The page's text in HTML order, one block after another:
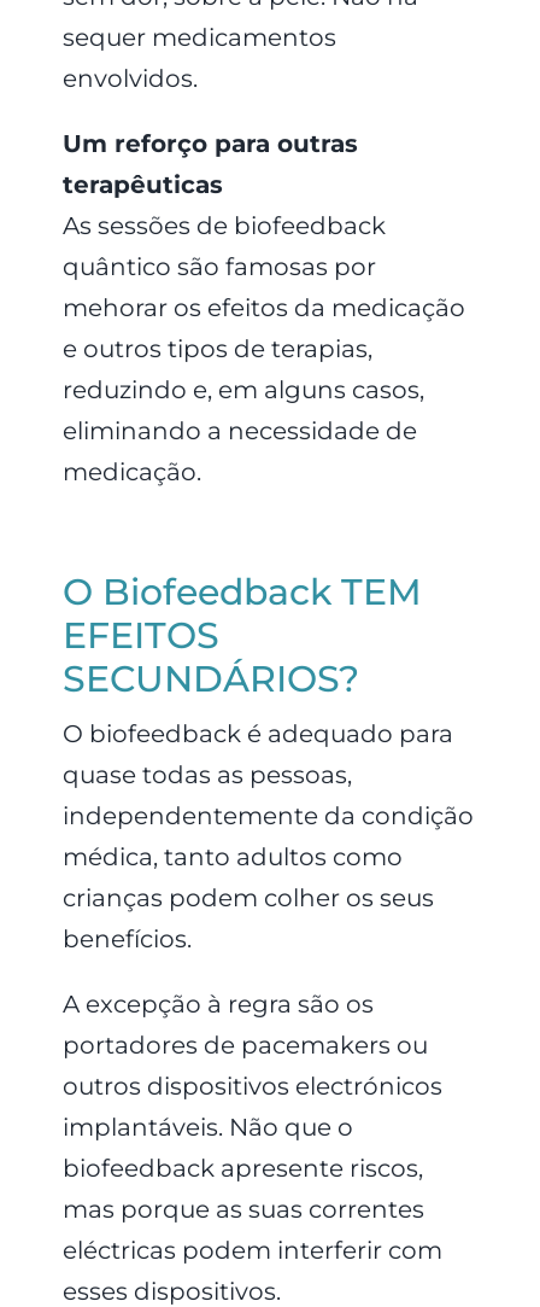
sequer medicamentos
envolvidos.
Um reforço para outras
terapêuticas
As sessões de biofeedback
quântico são famosas por
mehorar os efeitos da medicação
e outros tipos de terapias,
reduzindo e, em alguns casos,
eliminando a necessidade de
medicação.
O Biofeedback TEM
EFEITOS
SECUNDÁRIOS?
O biofeedback é adequado para
quase todas as pessoas,
independentemente da condição
médica, tanto adultos como
crianças podem colher os seus
benefícios.
A excepção à regra são os
portadores de pacemakers ou
outros dispositivos electrónicos
implantáveis. Não que o
biofeedback apresente riscos,
mas porque as suas correntes
eléctricas podem interferir com
esses dispositivos.